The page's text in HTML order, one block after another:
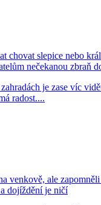
chovat slepice nebo
nečekanou zbraň
je zase víc
radost....
venkově, ale zapomněli
dojíždění je ničí